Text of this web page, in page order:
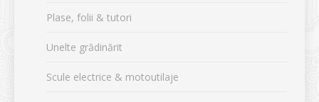
Plase, folii & tutori
Unelte grădinărit
Scule electrice & motoutilaje